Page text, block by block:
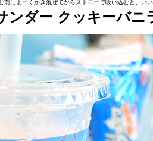
前によーくかき混ぜてからストローで吸い込むと、い
ンダー クッキーバニ